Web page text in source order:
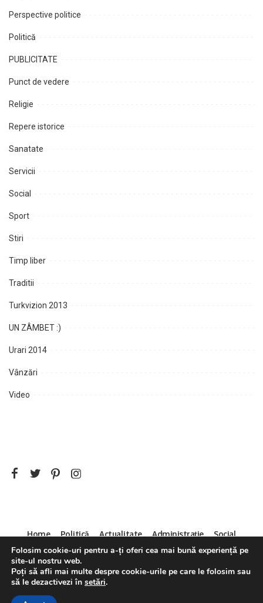
Perspective politice
Politică
PUBLICITATE
Punct de vedere
Religie
Repere istorice
Sanatate
Servicii
Social
Sport
Stiri
Timp liber
Traditii
Turkvizion 2013
UN ZÂMBET :)
Urari 2014
Vânzări
Video
Home Politică Actualitate Administrație
Social
Sport
Mica Publicitate Servicii
Contact
Folosim cookie-uri pentru a-ți oferi cea mai bună experiență pe
site-ul nostru web.
Poți să afli mai multe despre cookie-urile pe care le folosim sau
să le dezactivezi în setări.